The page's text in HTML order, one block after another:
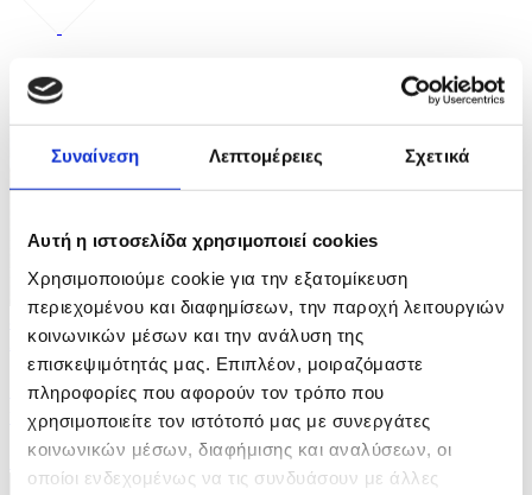
Συναίνεση Λεπτομέρειες Σχετικά
Αυτή η ιστοσελίδα χρησιμοποιεί cookies
Χρησιμοποιούμε cookie για την εξατομίκευση
περιεχομένου και διαφημίσεων, την παροχή λειτουργιών
κοινωνικών μέσων και την ανάλυση της
επισκεψιμότητάς μας. Επιπλέον, μοιραζόμαστε
πληροφορίες που αφορούν τον τρόπο που
χρησιμοποιείτε τον ιστότοπό μας με συνεργάτες
κοινωνικών μέσων, διαφήμισης και αναλύσεων, οι
οποίοι ενδεχομένως να τις συνδυάσουν με άλλες
ΦΩΤΟ
8 Φωτογραφίες
27/07/2026 18:57
Ξηρασία στην Ουαλία μετά τον παρατεταμένο
καύσωνα
ID: 10664721